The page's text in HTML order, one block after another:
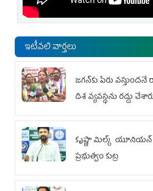
ఇటీవలి వార్తలు
జగన్‌కు పేరు వస్తుందనే
దిశ వ్య‌వ‌స్థ‌ను రద్దు
కృష్ణా మిల్క్‌ యూనియన్‌
ప్రభుత్వం కుట్ర